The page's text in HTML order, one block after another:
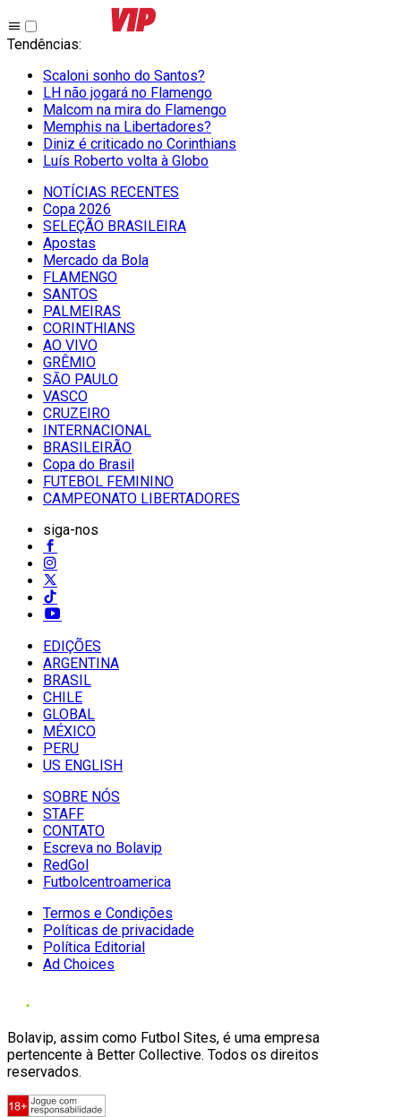
Tendências:
Scaloni sonho do Santos?
LH não jogará no Flamengo
Malcom na mira do Flamengo
Memphis na Libertadores?
Diniz é criticado no Corinthians
Luís Roberto volta à Globo
NOTÍCIAS RECENTES
Copa 2026
SELEÇÃO BRASILEIRA
Apostas
Mercado da Bola
FLAMENGO
SANTOS
PALMEIRAS
CORINTHIANS
AO VIVO
GRÊMIO
SĀO PAULO
VASCO
CRUZEIRO
INTERNACIONAL
BRASILEIRÃO
Copa do Brasil
FUTEBOL FEMININO
CAMPEONATO LIBERTADORES
siga-nos
EDIÇÕES
ARGENTINA
BRASIL
CHILE
GLOBAL
MÉXICO
PERU
US ENGLISH
SOBRE NÓS
STAFF
CONTATO
Escreva no Bolavip
RedGol
Futbolcentroamerica
Termos e Condições
Políticas de privacidade
Política Editorial
Ad Choices
Bolavip, assim como Futbol Sites, é uma empresa
pertencente à Better Collective. Todos os direitos
reservados.